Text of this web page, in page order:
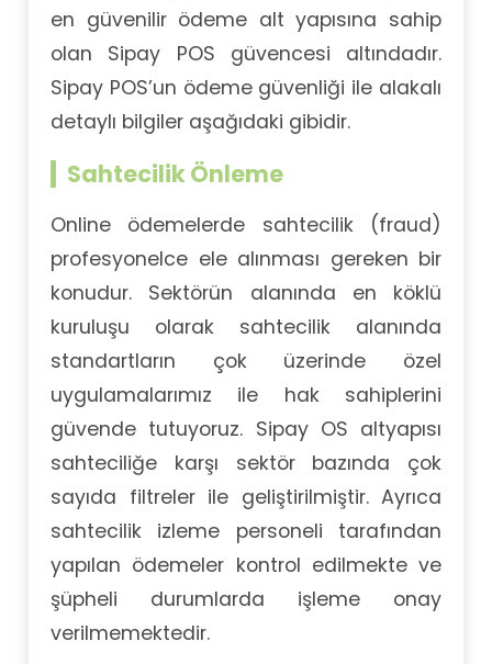
en güvenilir ödeme alt yapısına sahip
olan Sipay POS güvencesi altındadır.
Sipay POS’un ödeme güvenliği ile alakalı
detaylı bilgiler aşağıdaki gibidir.
Sahtecilik Önleme
Online ödemelerde sahtecilik (fraud)
profesyonelce ele alınması gereken bir
konudur. Sektörün alanında en köklü
kuruluşu olarak sahtecilik alanında
standartların çok üzerinde özel
uygulamalarımız ile hak sahiplerini
güvende tutuyoruz. Sipay OS altyapısı
sahteciliğe karşı sektör bazında çok
sayıda filtreler ile geliştirilmiştir. Ayrıca
sahtecilik izleme personeli tarafından
yapılan ödemeler kontrol edilmekte ve
şüpheli durumlarda işleme onay
verilmemektedir.